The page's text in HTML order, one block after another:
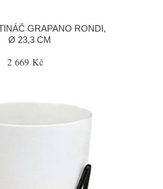
GRAPANO RONDI,
Ø 23,3 CM
2 669 Kč